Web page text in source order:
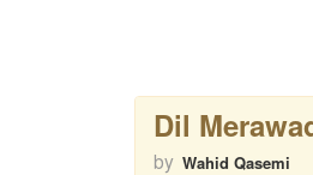
Dil
by Wahid Qasemi